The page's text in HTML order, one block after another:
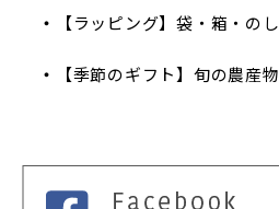
【ラッピング】袋・箱・のし
【季節のギフト】旬の農産物